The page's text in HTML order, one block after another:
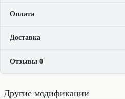
Оплата
Доставка
Отзывы 0
Другие модификации